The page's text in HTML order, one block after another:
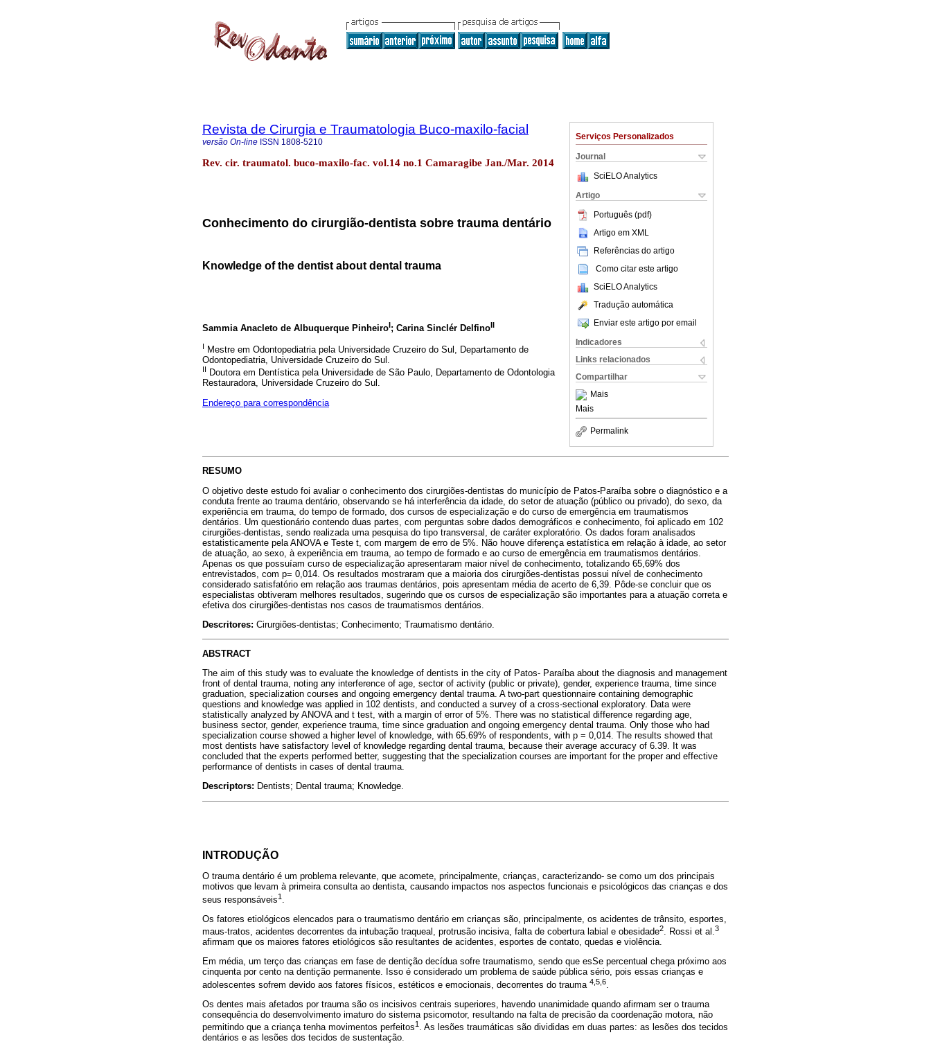
Serviços Personalizados
Journal
SciELO Analytics
Artigo
Português (pdf)
Artigo em XML
Referências do artigo
Como citar este artigo
SciELO Analytics
Tradução automática
Enviar este artigo por email
Indicadores
Links relacionados
Compartilhar
Mais
Mais
Permalink
Revista de Cirurgia e Traumatologia Buco-maxilo-facial
versão On-line ISSN 1808-5210
Rev. cir. traumatol. buco-maxilo-fac. vol.14 no.1 Camaragibe Jan./Mar. 2014
Conhecimento do cirurgião-dentista sobre trauma dentário
Knowledge of the dentist about dental trauma
Sammia Anacleto de Albuquerque PinheiroI; Carina Sinclér DelfinoII
I Mestre em Odontopediatria pela Universidade Cruzeiro do Sul, Departamento de
Odontopediatria, Universidade Cruzeiro do Sul.
II Doutora em Dentística pela Universidade de São Paulo, Departamento de Odontologia
Restauradora, Universidade Cruzeiro do Sul.
Endereço para correspondência
RESUMO
O objetivo deste estudo foi avaliar o conhecimento dos cirurgiões-dentistas do município de Patos-Paraíba sobre o diagnóstico e a
conduta frente ao trauma dentário, observando se há interferência da idade, do setor de atuação (público ou privado), do sexo, da
experiência em trauma, do tempo de formado, dos cursos de especialização e do curso de emergência em traumatismos
dentários. Um questionário contendo duas partes, com perguntas sobre dados demográficos e conhecimento, foi aplicado em 102
cirurgiões-dentistas, sendo realizada uma pesquisa do tipo transversal, de caráter exploratório. Os dados foram analisados
estatisticamente pela ANOVA e Teste t, com margem de erro de 5%. Não houve diferença estatística em relação à idade, ao setor
de atuação, ao sexo, à experiência em trauma, ao tempo de formado e ao curso de emergência em traumatismos dentários.
Apenas os que possuíam curso de especialização apresentaram maior nível de conhecimento, totalizando 65,69% dos
entrevistados, com p= 0,014. Os resultados mostraram que a maioria dos cirurgiões-dentistas possui nível de conhecimento
considerado satisfatório em relação aos traumas dentários, pois apresentam média de acerto de 6,39. Pôde-se concluir que os
especialistas obtiveram melhores resultados, sugerindo que os cursos de especialização são importantes para a atuação correta e
efetiva dos cirurgiões-dentistas nos casos de traumatismos dentários.
Descritores: Cirurgiões-dentistas; Conhecimento; Traumatismo dentário.
ABSTRACT
The aim of this study was to evaluate the knowledge of dentists in the city of Patos- Paraíba about the diagnosis and management
front of dental trauma, noting any interference of age, sector of activity (public or private), gender, experience trauma, time since
graduation, specialization courses and ongoing emergency dental trauma. A two-part questionnaire containing demographic
questions and knowledge was applied in 102 dentists, and conducted a survey of a cross-sectional exploratory. Data were
statistically analyzed by ANOVA and t test, with a margin of error of 5%. There was no statistical difference regarding age,
business sector, gender, experience trauma, time since graduation and ongoing emergency dental trauma. Only those who had
specialization course showed a higher level of knowledge, with 65.69% of respondents, with p = 0,014. The results showed that
most dentists have satisfactory level of knowledge regarding dental trauma, because their average accuracy of 6.39. It was
concluded that the experts performed better, suggesting that the specialization courses are important for the proper and effective
performance of dentists in cases of dental trauma.
Descriptors: Dentists; Dental trauma; Knowledge.
INTRODUÇÃO
O trauma dentário é um problema relevante, que acomete, principalmente, crianças, caracterizando- se como um dos principais
motivos que levam à primeira consulta ao dentista, causando impactos nos aspectos funcionais e psicológicos das crianças e dos
seus responsáveis1
Os fatores etiológicos elencados para o traumatismo dentário em crianças são, principalmente, os acidentes de trânsito, esportes,
maus-tratos, acidentes decorrentes da intubação traqueal, protrusão incisiva, falta de cobertura labial e obesidade2. Rossi et al.3
afirmam que os maiores fatores etiológicos são resultantes de acidentes, esportes de contato, quedas e violência.
Em média, um terço das crianças em fase de dentição decídua sofre traumatismo, sendo que esSe percentual chega próximo aos
cinquenta por cento na dentição permanente. Isso é considerado um problema de saúde pública sério, pois essas crianças e
adolescentes sofrem devido aos fatores físicos, estéticos e emocionais, decorrentes do trauma 4,5,6
Os dentes mais afetados por trauma são os incisivos centrais superiores, havendo unanimidade quando afirmam ser o trauma
consequência do desenvolvimento imaturo do sistema psicomotor, resultando na falta de precisão da coordenação motora, não
permitindo que a criança tenha movimentos perfeitos1 . As lesões traumáticas são divididas em duas partes: as lesões dos tecidos
dentários e as lesões dos tecidos de sustentação.